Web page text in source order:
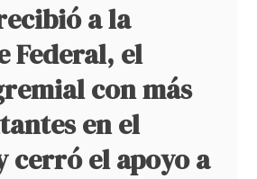
a la
Federal, el
con más
en el
cerró el apoyo a